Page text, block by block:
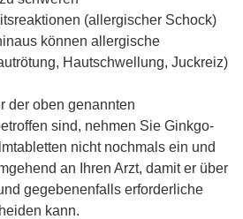
(allergischer Schock)
können allergische
Hautschwellung, Juckreiz)
der oben genannten
sind, nehmen Sie Ginkgo-
nicht nochmals ein und
an Ihren Arzt, damit er über
gegebenenfalls erforderliche
kann.